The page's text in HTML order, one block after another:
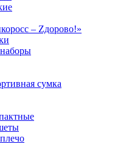
– Zдорово!»
сумка